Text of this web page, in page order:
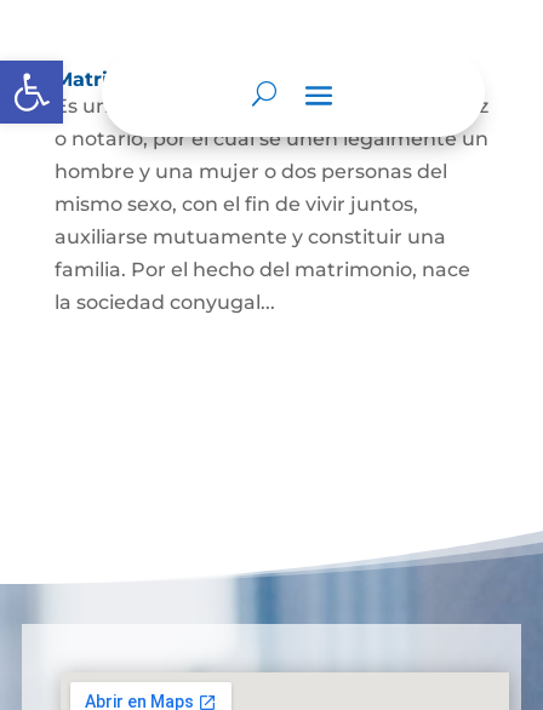
Abrir barra de herramientas
Matrimonio Civil
Es un contrato solemne celebrado ante juez
o notario, por el cual se unen legalmente un
hombre y una mujer o dos personas del
mismo sexo, con el fin de vivir juntos,
auxiliarse mutuamente y constituir una
familia. Por el hecho del matrimonio, nace
la sociedad conyugal...